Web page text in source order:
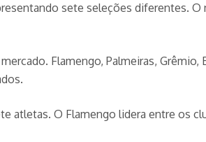
sete seleções diferentes. O
Flamengo, Palmeiras, Grêmio,
atletas. O Flamengo lidera entre os